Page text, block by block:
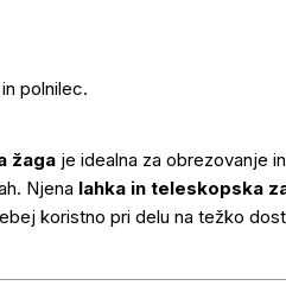
polnilec.
žaga je idealna za obrezovanje
Njena lahka in teleskopska
koristno pri delu na težko